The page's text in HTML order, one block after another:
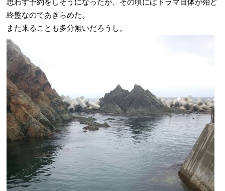
思わず予約をしそうになったが、その頃にはドラマ自体が殆ど
終盤なのであきらめた。
また来ることも多分無いだろうし。